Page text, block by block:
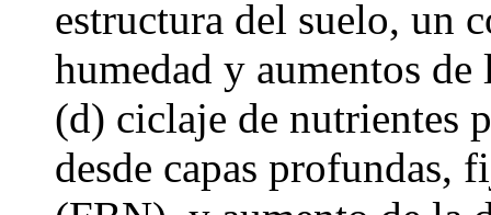
estructura del suelo, un
humedad y aumentos
(d) ciclaje de nutrientes
desde capas profundas,